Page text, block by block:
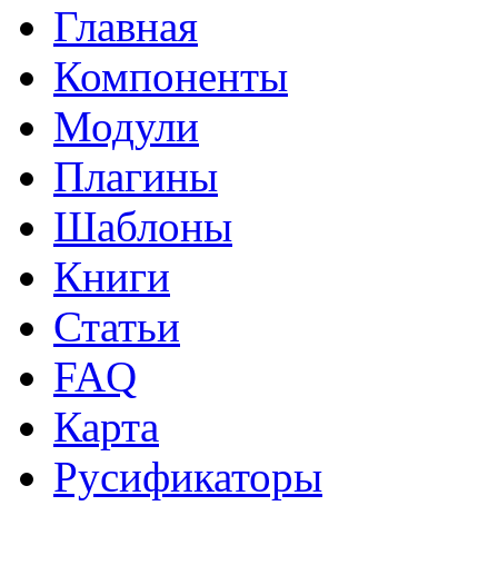
Главная
Компоненты
Модули
Плагины
Шаблоны
Книги
Статьи
FAQ
Карта
Русификаторы